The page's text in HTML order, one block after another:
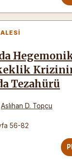
Tezahürü
Aslıhan D. Topçu
56-82